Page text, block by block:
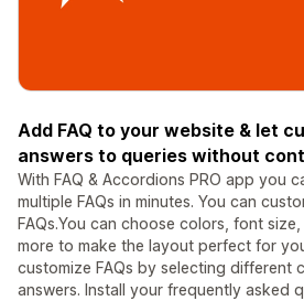
Add FAQ to your website & let
answers to queries without
With FAQ & Accordions PRO app you
multiple FAQs in minutes. You can
FAQs.You can choose colors, font
more to make the layout perfect for
customize FAQs by selecting different
answers. Install your frequently asked